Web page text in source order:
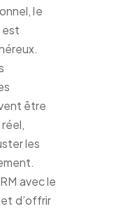
le
est
être
les
avec le
d’offrir